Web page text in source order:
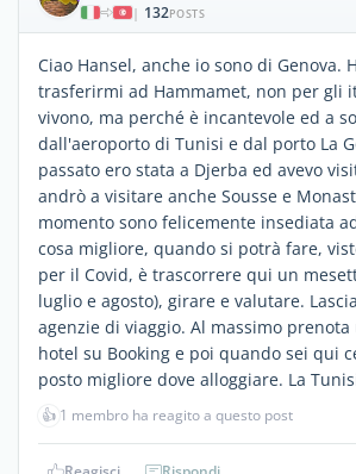
| 132POSTS
Ciao Hansel, anche io sono di Genova.
trasferirmi ad Hammamet, non per gli
vivono, ma perché è incantevole ed a
dall'aeroporto di Tunisi e dal porto La
passato ero stata a Djerba ed avevo
andrò a visitare anche Sousse e
momento sono felicemente insediata
cosa migliore, quando si potrà fare,
per il Covid, è trascorrere qui un
luglio e agosto), girare e valutare.
agenzie di viaggio. Al massimo
hotel su Booking e poi quando sei qui
posto migliore dove alloggiare. La
👍 1 membro ha reagito a questo post